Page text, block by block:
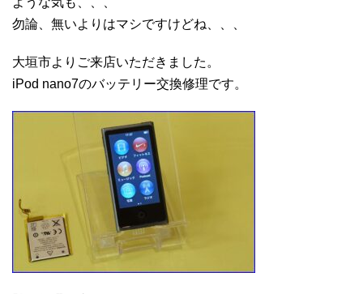
勿論、無いよりはマシですけどね、、、
大垣市よりご来店いただきました。
iPod nano7のバッテリー交換修理です。